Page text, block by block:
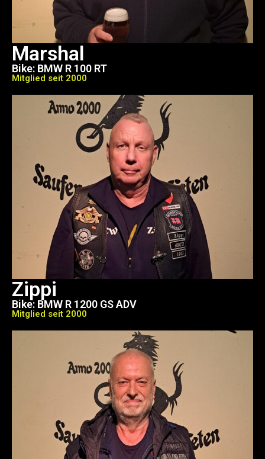
Marshal
Bike: BMW R 100 RT
Mitglied seit 2000
Zippi
Bike: BMW R 1200 GS ADV
Mitglied seit 2000